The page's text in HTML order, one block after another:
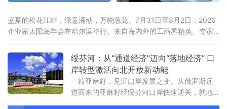
盛夏的松花江畔，绿意涌动，万物葱茏。7月31日至8月2日，2026
企业家太阳岛年会在哈尔滨举行。来自海内外的工商界精英、专家
打磨，企业家太阳岛年会已成长为新华社社级标志性论坛，形成“南
有博鳌，北有太阳岛”的全国产业对话IP。本届年会以“新质生产力：
新突破 新途径 新局面 新成果”为核心主题，锚定哈尔滨“三城三
绥芬河：从“通道经济”迈向“落地经济” 口
岸转型激活向北开放新动能
一粒亚麻籽，见证口岸发展之变。从俄罗斯远
道而来的亚麻籽经绥芬河口岸快速通关，就地